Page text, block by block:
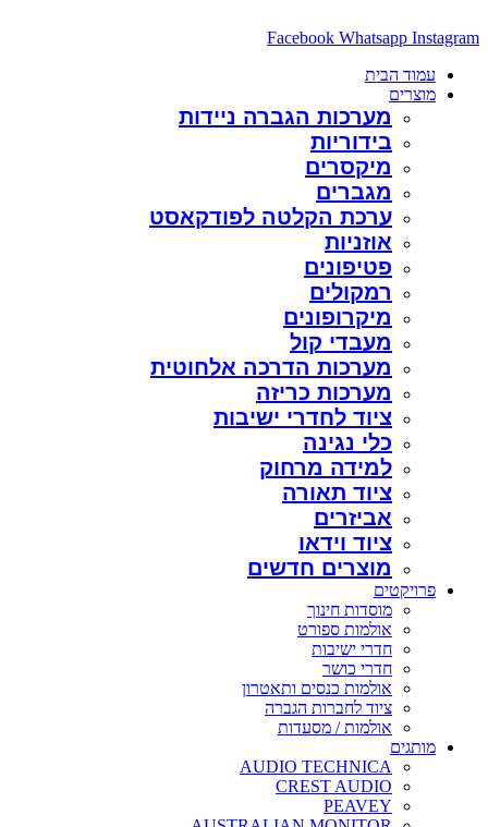
לתוכן
Facebook Whatsapp Instagram
עמוד הבית
מוצרים
מערכות הגברה ניידות
בידוריות
מיקסרים
מגברים
ערכת הקלטה לפודקאסט
אוזניות
פטיפונים
רמקולים
מיקרופונים
מעבדי קול
מערכות הדרכה אלחוטית
מערכות כריזה
ציוד לחדרי ישיבות
כלי נגינה
למידה מרחוק
ציוד תאורה
אביזרים
ציוד וידאו
מוצרים חדשים
פרויקטים
מוסדות חינוך
אולמות ספורט
חדרי ישיבות
חדרי כושר
אולמות כנסים ותאטרון
ציוד לחברות הגברה
אולמות / מסעדות
מותגים
AUDIO TECHNICA
CREST AUDIO
PEAVEY